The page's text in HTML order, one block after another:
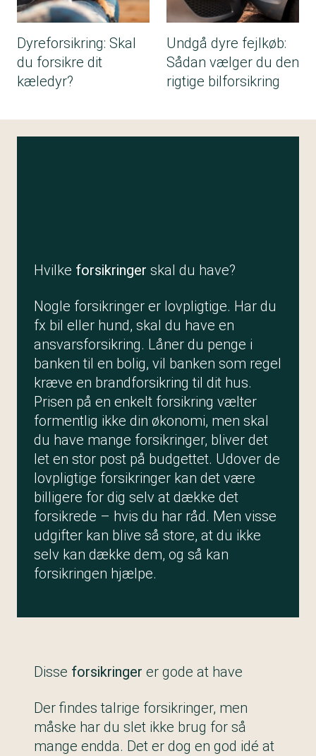
Dyreforsikring: Skal
du forsikre dit
kæledyr?
Undgå dyre fejlkøb:
Sådan vælger du den
rigtige bilforsikring
Hvilke forsikringer skal du have?
Nogle forsikringer er lovpligtige. Har du
fx bil eller hund, skal du have en
ansvarsforsikring. Låner du penge i
banken til en bolig, vil banken som regel
kræve en brandforsikring til dit hus.
Prisen på en enkelt forsikring vælter
formentlig ikke din økonomi, men skal
du have mange forsikringer, bliver det
let en stor post på budgettet. Udover de
lovpligtige forsikringer kan det være
billigere for dig selv at dække det
forsikrede – hvis du har råd. Men visse
udgifter kan blive så store, at du ikke
selv kan dække dem, og så kan
forsikringen hjælpe.
Disse forsikringer er gode at have
Der findes talrige forsikringer, men
måske har du slet ikke brug for så
mange endda. Det er dog en god idé at